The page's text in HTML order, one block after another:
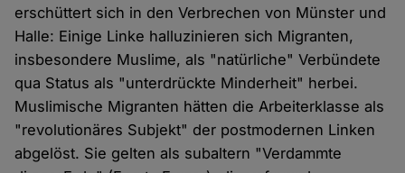
erschüttert sich in den Verbrechen von Münster und
Halle: Einige Linke halluzinieren sich Migranten,
insbesondere Muslime, als "natürliche" Verbündete
qua Status als "unterdrückte Minderheit" herbei.
Muslimische Migranten hätten die Arbeiterklasse als
"revolutionäres Subjekt" der postmodernen Linken
abgelöst. Sie gelten als subaltern "Verdammte